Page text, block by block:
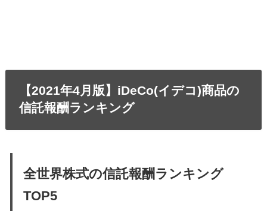
【2021年4月版】iDeCo(イデコ)商品の
信託報酬ランキング
全世界株式の信託報酬ランキング
TOP5